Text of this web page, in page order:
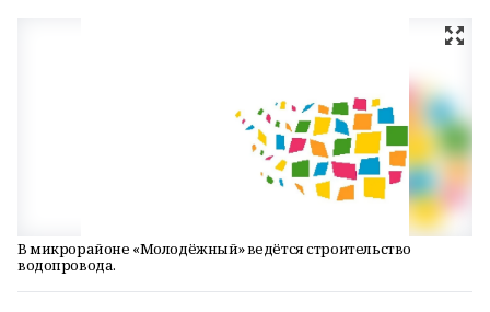
В микрорайоне «Молодёжный» ведётся строительство
водопровода.